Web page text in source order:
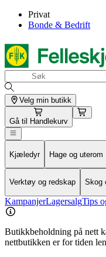
Privat
Bonde & Bedrift
Velg min butikk
Gå til Handlekurv
Kjæledyr Hage og uterom
Verktøy og redskap Skog
KampanjerLagersalgTips
Butikkbeholdning på nett
nettbutikken er for tiden